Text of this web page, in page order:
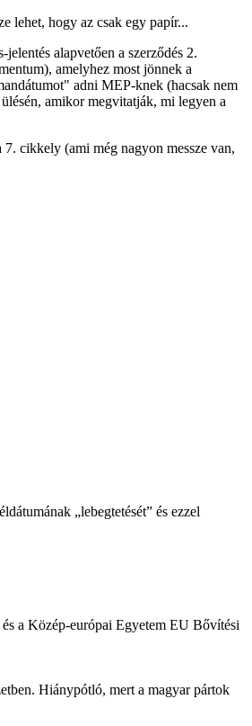
lehet, hogy az csak egy papír...
alapvetően a szerződés 2.
amelyhez most jönnek a
adni MEP-knek (hacsak nem
amikor megvitatják, mi legyen a
cikkely (ami még nagyon messze van,
„lebegtetését” és ezzel
a Közép-európai Egyetem EU Bővítési
Hiánypótló, mert a magyar pártok